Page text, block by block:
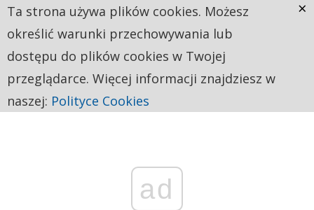
ad
Ta strona używa plików cookies. Możesz
określić warunki przechowywania lub
dostępu do plików cookies w Twojej
przeglądarce. Więcej informacji znajdziesz w
naszej: Polityce Cookies
×